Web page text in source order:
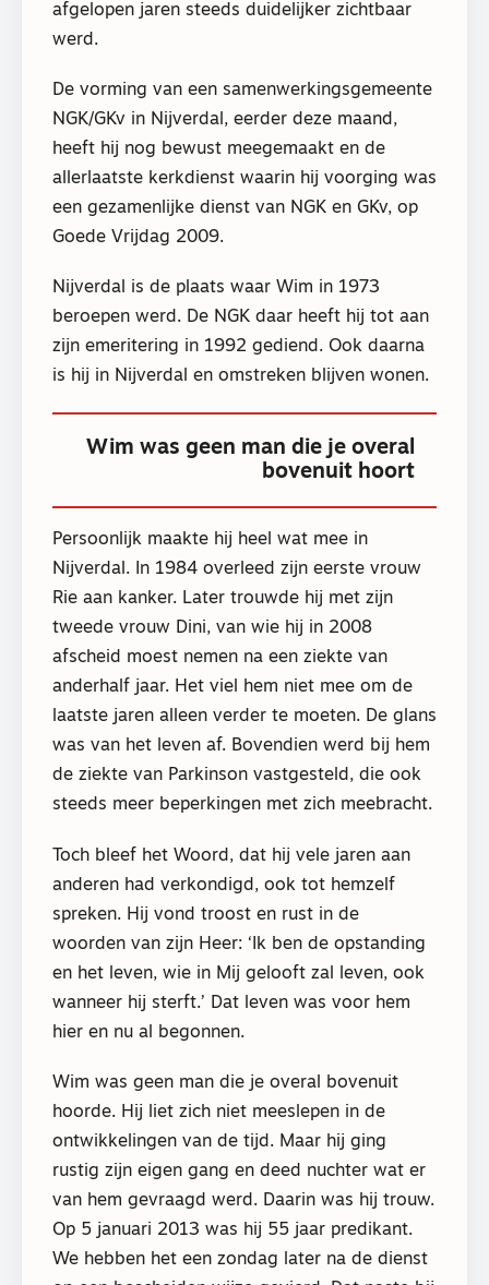
afgelopen jaren steeds duidelijker zichtbaar
werd.
De vorming van een samenwerkingsgemeente
NGK/GKv in Nijverdal, eerder deze maand,
heeft hij nog bewust meegemaakt en de
allerlaatste kerkdienst waarin hij voorging was
een gezamenlijke dienst van NGK en GKv, op
Goede Vrijdag 2009.
Nijverdal is de plaats waar Wim in 1973
beroepen werd. De NGK daar heeft hij tot aan
zijn emeritering in 1992 gediend. Ook daarna
is hij in Nijverdal en omstreken blijven wonen.
Wim was geen man die je overal
bovenuit hoort
Persoonlijk maakte hij heel wat mee in
Nijverdal. In 1984 overleed zijn eerste vrouw
Rie aan kanker. Later trouwde hij met zijn
tweede vrouw Dini, van wie hij in 2008
afscheid moest nemen na een ziekte van
anderhalf jaar. Het viel hem niet mee om de
laatste jaren alleen verder te moeten. De glans
was van het leven af. Bovendien werd bij hem
de ziekte van Parkinson vastgesteld, die ook
steeds meer beperkingen met zich meebracht.
Toch bleef het Woord, dat hij vele jaren aan
anderen had verkondigd, ook tot hemzelf
spreken. Hij vond troost en rust in de
woorden van zijn Heer: ‘Ik ben de opstanding
en het leven, wie in Mij gelooft zal leven, ook
wanneer hij sterft.’ Dat leven was voor hem
hier en nu al begonnen.
Wim was geen man die je overal bovenuit
hoorde. Hij liet zich niet meeslepen in de
ontwikkelingen van de tijd. Maar hij ging
rustig zijn eigen gang en deed nuchter wat er
van hem gevraagd werd. Daarin was hij trouw.
Op 5 januari 2013 was hij 55 jaar predikant.
We hebben het een zondag later na de dienst